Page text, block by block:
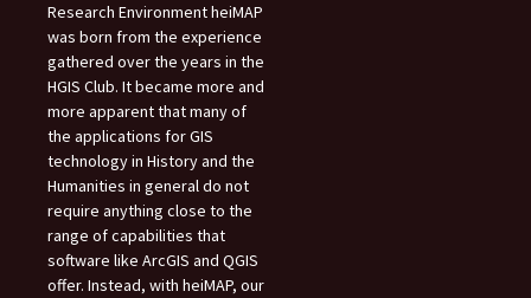
Research Environment heiMAP
was born from the experience
gathered over the years in the
HGIS Club. It became more and
more apparent that many of
the applications for GIS
technology in History and the
Humanities in general do not
require anything close to the
range of capabilities that
software like ArcGIS and QGIS
offer. Instead, with heiMAP, our